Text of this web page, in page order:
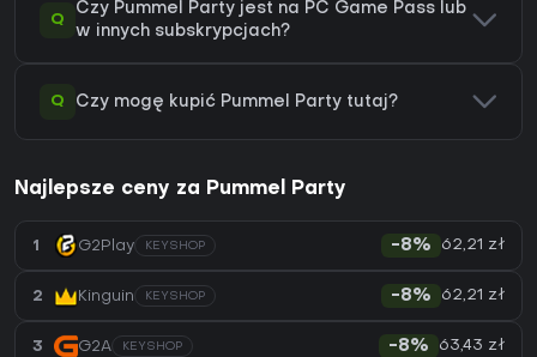
Q
Czy Pummel Party jest na PC Game Pass lub
w innych subskrypcjach?
Q Czy mogę kupić Pummel Party tutaj?
Najlepsze ceny za Pummel Party
1 G2Play KEYSHOP -8% 62,21 zł
2 Kinguin KEYSHOP -8% 62,21 zł
3 G2A KEYSHOP -8% 63,43 zł